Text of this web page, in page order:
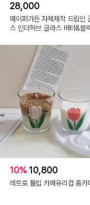
28,000
페이퍼가든 자체제작 드림인
스 인더허브 글라스 버터&블
10% 10,800
레트로 튤립 카페유리컵 홈카